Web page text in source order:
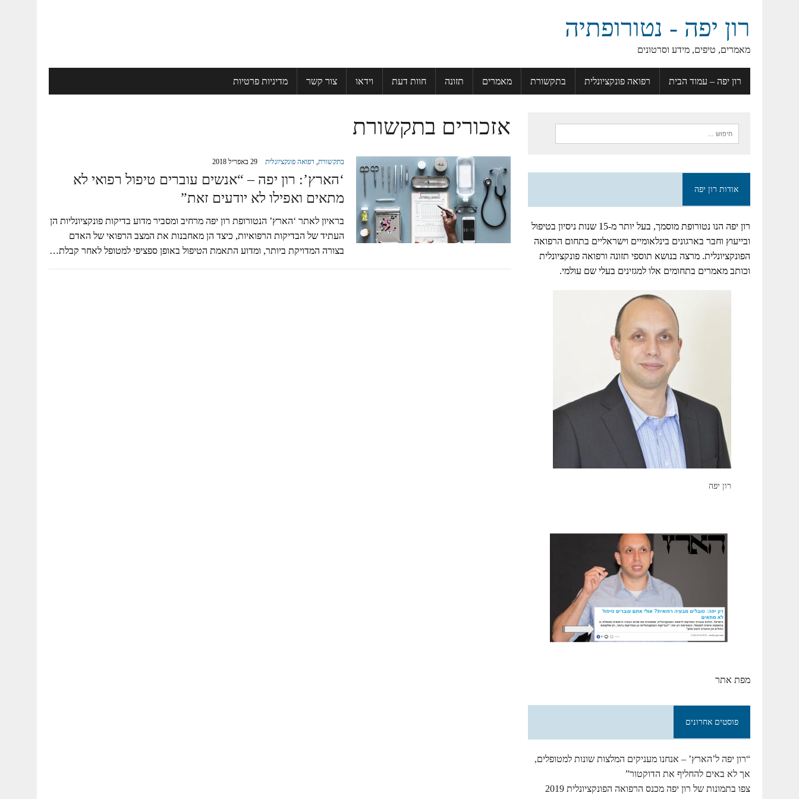
רון יפה - נטורופתיה
מאמרים, טיפים, מידע וסרטונים
רון יפה – עמוד הבית רפואה פונקציונלית בתקשורת מאמרים תזונה חוות דעת וידאו צור קשר מדיניות פרטיות
אזכורים בתקשורת
בתקשורת, רפואה פונקציונלית 29 באפריל 2018
‘הארץ’: רון יפה – “אנשים עוברים טיפול רפואי לא
מתאים ואפילו לא יודעים זאת”
בראיון לאתר ‘הארץ’ הנטורופת רון יפה מרחיב ומסביר מדוע בדיקות פונקציונליות הן
העתיד של הבדיקות הרפואיות, כיצד הן מאחבנות את המצב הרפואי של האדם
בצורה המדויקת ביותר, ומדוע התאמת הטיפול באופן ספציפי למטופל לאחר קבלת…
אודות רון יפה
רון יפה הנו נטורופת מוסמך, בעל יותר מ-15 שנות ניסיון בטיפול
ובייעוץ וחבר בארגונים בינלאומיים וישראליים בתחום הרפואה
הפונקציונלית. מרצה בנושא תוספי תזונה ורפואה פונקציונלית
וכותב מאמרים בתחומים אלו למגזינים בעלי שם עולמי.
רון יפה
מפת אתר
פוסטים אחרונים
“רון יפה ל’הארץ’ – אנחנו מעניקים המלצות שונות למטופלים,
אך לא באים להחליף את הדוקטור”
צפו בתמונות של רון יפה מכנס הרפואה הפונקציונלית 2019